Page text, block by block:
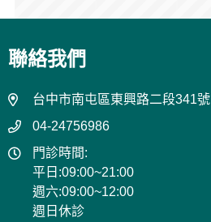
聯絡我們
台中市南屯區東興路二段341號
04-24756986
門診時間:
平日:09:00~21:00
週六:09:00~12:00
週日休診